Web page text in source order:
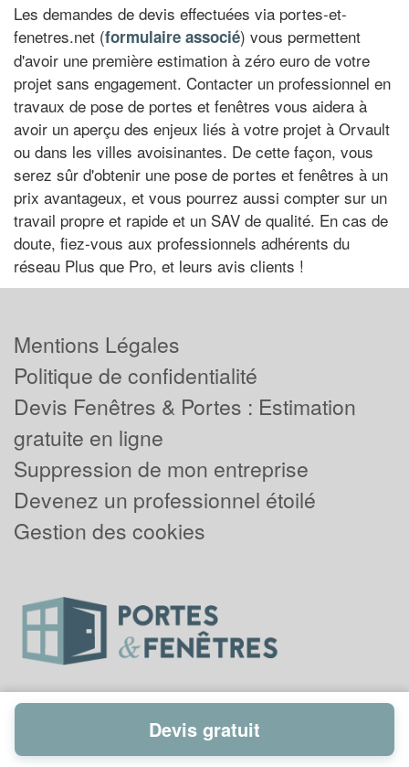
Les demandes de devis effectuées via portes-et-
fenetres.net (formulaire associé) vous permettent
d'avoir une première estimation à zéro euro de votre
projet sans engagement. Contacter un professionnel en
travaux de pose de portes et fenêtres vous aidera à
avoir un aperçu des enjeux liés à votre projet à Orvault
ou dans les villes avoisinantes. De cette façon, vous
serez sûr d'obtenir une pose de portes et fenêtres à un
prix avantageux, et vous pourrez aussi compter sur un
travail propre et rapide et un SAV de qualité. En cas de
doute, fiez-vous aux professionnels adhérents du
réseau Plus que Pro, et leurs avis clients !
Mentions Légales
Politique de confidentialité
Devis Fenêtres & Portes : Estimation
gratuite en ligne
Suppression de mon entreprise
Devenez un professionnel étoilé
Gestion des cookies
Powered byPlus que pro
Devis gratuit